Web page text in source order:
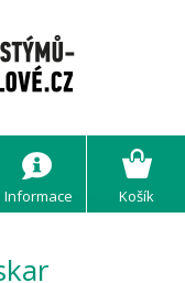
Informace Košík